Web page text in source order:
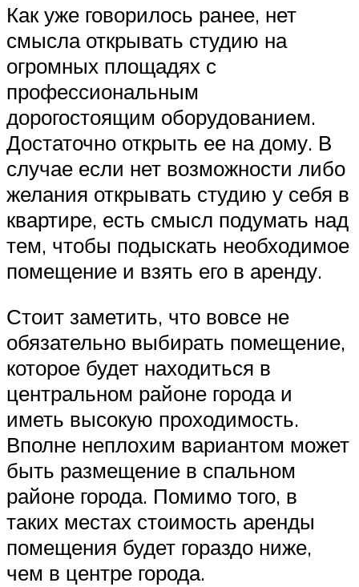
Как уже говорилось ранее, нет
смысла открывать студию на
огромных площадях с
профессиональным
дорогостоящим оборудованием.
Достаточно открыть ее на дому. В
случае если нет возможности либо
желания открывать студию у себя в
квартире, есть смысл подумать над
тем, чтобы подыскать необходимое
помещение и взять его в аренду.
Стоит заметить, что вовсе не
обязательно выбирать помещение,
которое будет находиться в
центральном районе города и
иметь высокую проходимость.
Вполне неплохим вариантом может
быть размещение в спальном
районе города. Помимо того, в
таких местах стоимость аренды
помещения будет гораздо ниже,
чем в центре города.